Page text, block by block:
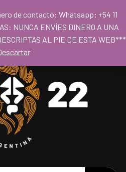
09hs a 18hs
de contacto: Whatsapp: +54 11
NUNCA ENVÍES DINERO A UNA
AL PIE DE ESTA WEB***